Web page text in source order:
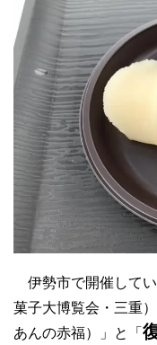
伊勢市で開催してい
菓子大博覧会・三重
あんの赤福）」と「